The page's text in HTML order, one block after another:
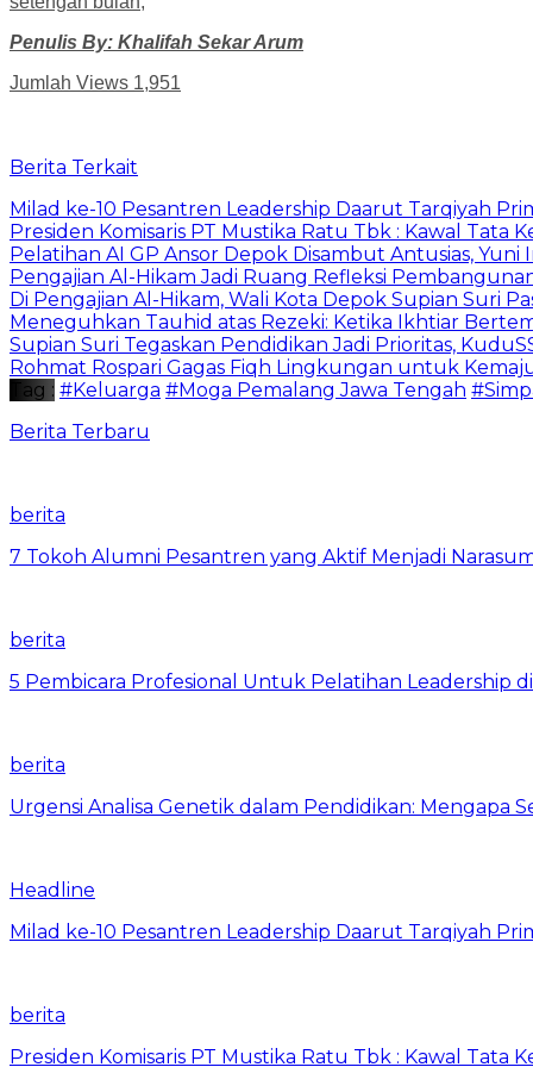
Penulis By: Khalifah Sekar Arum
Jumlah Views 1,951
Berita Terkait
Milad ke-10 Pesantren Leadership Daarut Tarqiyah
Presiden Komisaris PT Mustika Ratu Tbk : Kawal
Pelatihan AI GP Ansor Depok Disambut Antusias,
Pengajian Al-Hikam Jadi Ruang Refleksi
Di Pengajian Al-Hikam, Wali Kota Depok Supian Suri
Meneguhkan Tauhid atas Rezeki: Ketika Ikhtiar
Supian Suri Tegaskan Pendidikan Jadi Prioritas,
Rohmat Rospari Gagas Fiqh Lingkungan untuk
Tag : #Keluarga #Moga Pemalang Jawa Tengah
Berita Terbaru
berita
7 Tokoh Alumni Pesantren yang Aktif Menjadi
berita
5 Pembicara Profesional Untuk Pelatihan Leadership
berita
Urgensi Analisa Genetik dalam Pendidikan: Mengapa
Headline
Milad ke-10 Pesantren Leadership Daarut Tarqiyah
berita
Presiden Komisaris PT Mustika Ratu Tbk : Kawal